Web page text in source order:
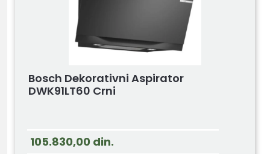
Bosch Dekorativni Aspirator
DWK91LT60 Crni
105.830,00 din.